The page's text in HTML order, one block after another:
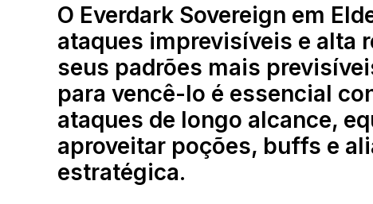
O Everdark Sovereign em
ataques imprevisíveis e alta
seus padrões mais
para vencê-lo é essencial
ataques de longo alcance,
aproveitar poções, buffs e
estratégica.